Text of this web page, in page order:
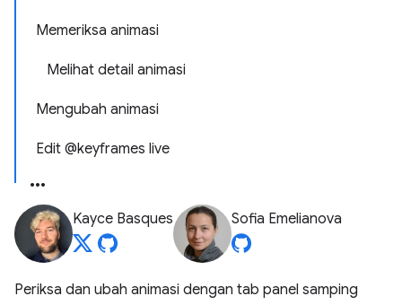
Memeriksa animasi
Melihat detail animasi
Mengubah animasi
Edit @keyframes live
Kayce Basques Sofia Emelianova
Periksa dan ubah animasi dengan tab panel samping